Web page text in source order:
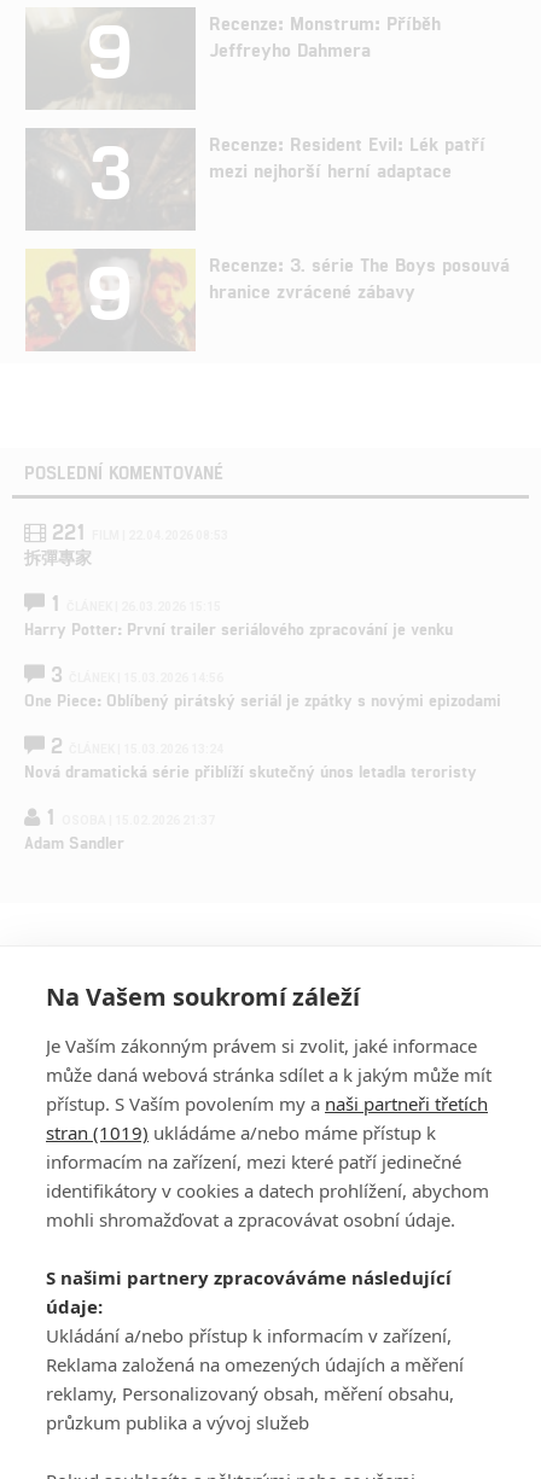
9
Recenze: Monstrum: Příběh
Jeffreyho Dahmera
3
Recenze: Resident Evil: Lék patří
mezi nejhorší herní adaptace
9
Recenze: 3. série The Boys posouvá
hranice zvrácené zábavy
POSLEDNÍ KOMENTOVANÉ
221
拆彈專家
1
Harry Potter: První trailer seriálového zpracování je venku
3
One Piece: Oblíbený pirátský seriál je zpátky s novými epizodami
2
Nová dramatická série přiblíží skutečný únos letadla teroristy
1
Adam Sandler
PŘIHLÁSIT
REGISTROVAT
DISKUZE
Šéfredaktorkou webu jePetr Slavík, e-mailserialy@fandimefilmu.cz
Máte-li zájem o inzerci na našem webu napište nám na e-mail
studio@koncal.com
Ochrana osobních údajů|Zásady používání cookies |Pravidla webu
Upravit nastavení soukromí
Na Vašem soukromí záleží
Je Vaším zákonným právem si zvolit, jaké informace
může daná webová stránka sdílet a k jakým může mít
přístup. S Vaším povolením my a naši partneři třetích
stran (1019) ukládáme a/nebo máme přístup k
informacím na zařízení, mezi které patří jedinečné
identifikátory v cookies a datech prohlížení, abychom
mohli shromažďovat a zpracovávat osobní údaje.
S našimi partnery zpracováváme následující
údaje:
Ukládání a/nebo přístup k informacím v zařízení,
Reklama založená na omezených údajích a měření
reklamy, Personalizovaný obsah, měření obsahu,
průzkum publika a vývoj služeb